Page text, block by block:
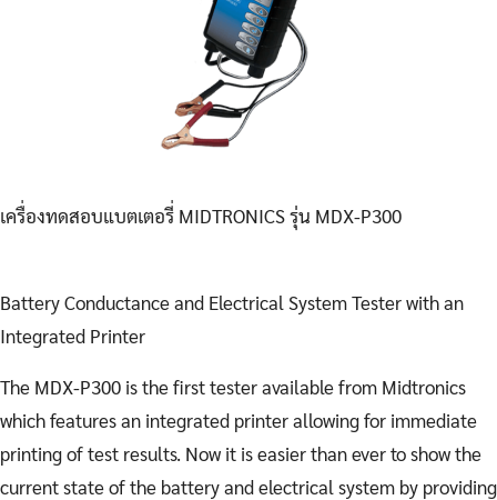
เครื่องทดสอบแบตเตอรี่ MIDTRONICS รุ่น MDX-P300
Battery Conductance and Electrical System Tester with an
Integrated Printer
The MDX-P300 is the first tester available from Midtronics
which features an integrated printer allowing for immediate
printing of test results. Now it is easier than ever to show the
current state of the battery and electrical system by providing